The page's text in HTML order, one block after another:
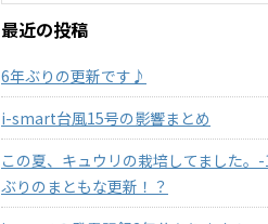
最近の投稿
6年ぶりの更新です♪
i-smart台風15号の影響まとめ
この夏、キュウリの栽培してました。
ぶりのまともな更新！？